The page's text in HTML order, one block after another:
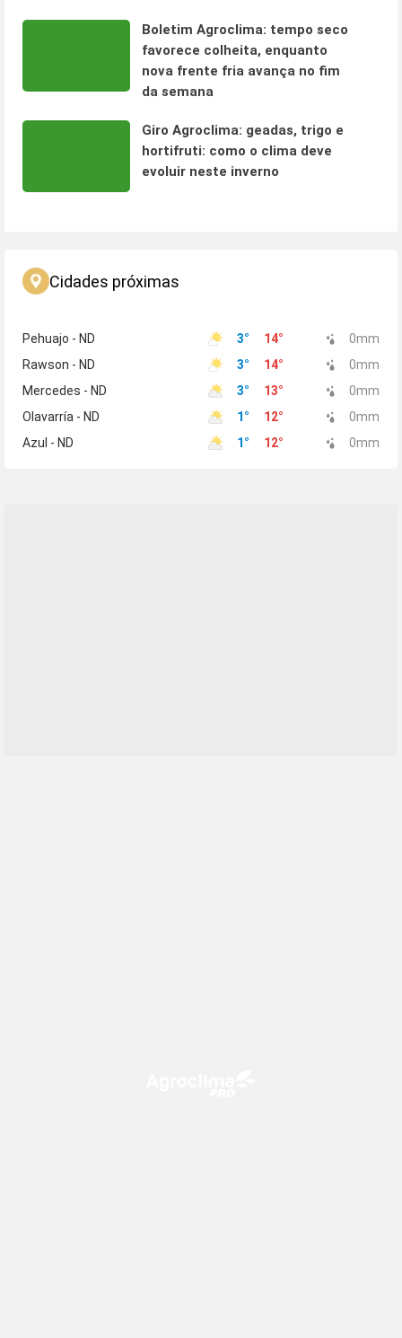
Boletim Agroclima: tempo seco
favorece colheita, enquanto
nova frente fria avança no fim
da semana
Giro Agroclima: geadas, trigo e
hortifruti: como o clima deve
evoluir neste inverno
Cidades próximas
Pehuajo - ND 3° 14° 0mm
Rawson - ND
3° 14° 0mm
Mercedes - ND
3° 13° 0mm
Olavarría - ND
1° 12° 0mm
Azul - ND
1° 12° 0mm